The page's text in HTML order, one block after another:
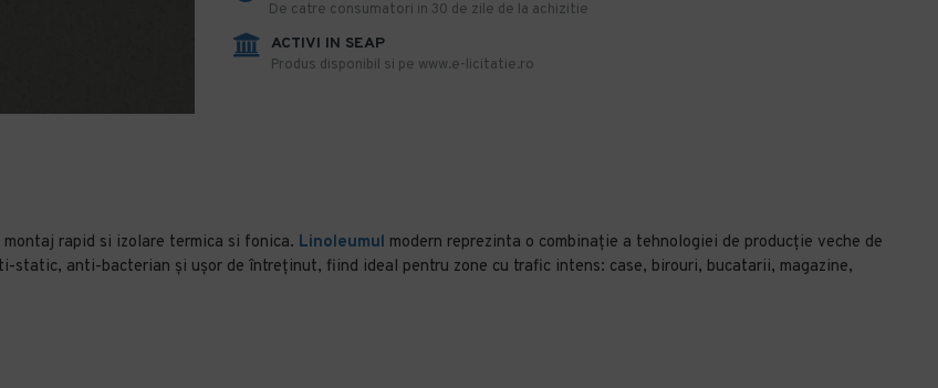
De catre consumatori in 30 de zile de la achizitie
ACTIVI IN SEAP
Produs disponibil si pe www.e-licitatie.ro
rapid si izolare termica si fonica. Linoleumul modern reprezinta o combinaţie a tehnologiei de producţie veche de
static, anti-bacterian şi uşor de întreţinut, fiind ideal pentru zone cu trafic intens: case, birouri, bucatarii, magazine,